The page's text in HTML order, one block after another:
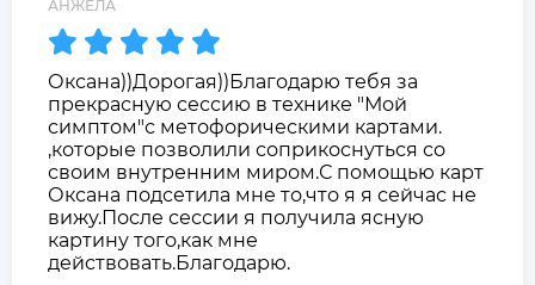
АНЖЕЛА
Оксана))Дорогая))Благодарю тебя за
прекрасную сессию в технике "Мой
симптом"с метофорическими картами.
,которые позволили соприкоснуться со
своим внутренним миром.С помощью карт
Оксана подсетила мне то,что я я сейчас не
вижу.После сессии я получила ясную
картину того,как мне
действовать.Благодарю.